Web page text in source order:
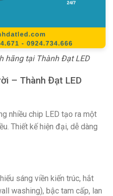
hãng tại Thành Đạt LED
– Thành Đạt LED
nhiều chip LED tạo ra một
Thiết kế hiện đại, dễ dàng
sáng viền kiến trúc, hắt
washing), bậc tam cấp, lan